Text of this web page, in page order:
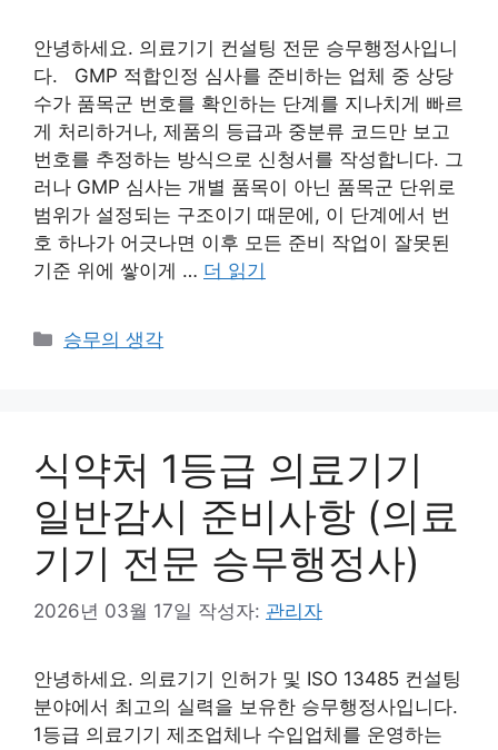
안녕하세요. 의료기기 컨설팅 전문 승무행정사입니
다. GMP 적합인정 심사를 준비하는 업체 중 상당
수가 품목군 번호를 확인하는 단계를 지나치게 빠르
게 처리하거나, 제품의 등급과 중분류 코드만 보고
번호를 추정하는 방식으로 신청서를 작성합니다. 그
러나 GMP 심사는 개별 품목이 아닌 품목군 단위로
범위가 설정되는 구조이기 때문에, 이 단계에서 번
호 하나가 어긋나면 이후 모든 준비 작업이 잘못된
기준 위에 쌓이게 … 더 읽기
카
승무의 생각
식약처 1등급 의료기기
일반감시 준비사항 (의료
기기 전문 승무행정사)
2026년 03월 17일 작성자: 관리자
안녕하세요. 의료기기 인허가 및 ISO 13485 컨설팅
분야에서 최고의 실력을 보유한 승무행정사입니다.
1등급 의료기기 제조업체나 수입업체를 운영하는